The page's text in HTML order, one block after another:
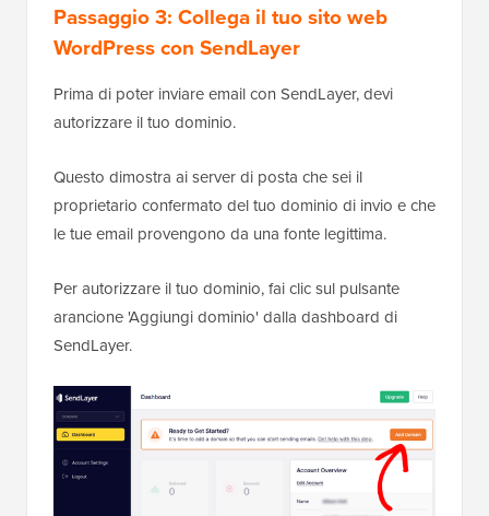
Passaggio 3: Collega il tuo sito web
WordPress con SendLayer
Prima di poter inviare email con SendLayer, devi
autorizzare il tuo dominio.
Questo dimostra ai server di posta che sei il
proprietario confermato del tuo dominio di invio e che
le tue email provengono da una fonte legittima.
Per autorizzare il tuo dominio, fai clic sul pulsante
arancione 'Aggiungi dominio' dalla dashboard di
SendLayer.